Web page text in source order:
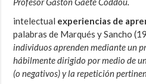
intelectual experiencias de
palabras de Marqués y Sancho
individuos aprenden mediante un
hábilmente dirigido por medio de
(o negativos) y la repetición